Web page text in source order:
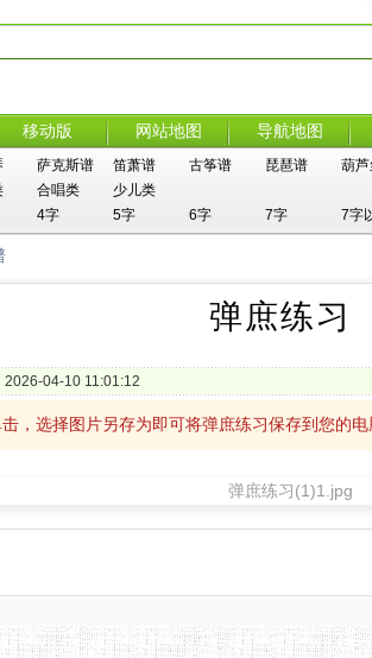
移动版 网站地图 导航地图
萨克斯谱 笛萧谱 古筝谱 琵琶谱 葫芦
合唱类
少儿类
4字 5字 6字 7字 7字
弹庶练习
2026-04-10 11:01:12
，选择图片另存为即可将弹庶练习保存到您的